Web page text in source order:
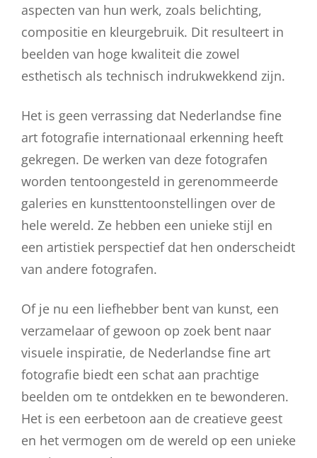
aspecten van hun werk, zoals belichting,
compositie en kleurgebruik. Dit resulteert in
beelden van hoge kwaliteit die zowel
esthetisch als technisch indrukwekkend zijn.
Het is geen verrassing dat Nederlandse fine
art fotografie internationaal erkenning heeft
gekregen. De werken van deze fotografen
worden tentoongesteld in gerenommeerde
galeries en kunsttentoonstellingen over de
hele wereld. Ze hebben een unieke stijl en
een artistiek perspectief dat hen onderscheidt
van andere fotografen.
Of je nu een liefhebber bent van kunst, een
verzamelaar of gewoon op zoek bent naar
visuele inspiratie, de Nederlandse fine art
fotografie biedt een schat aan prachtige
beelden om te ontdekken en te bewonderen.
Het is een eerbetoon aan de creatieve geest
en het vermogen om de wereld op een unieke